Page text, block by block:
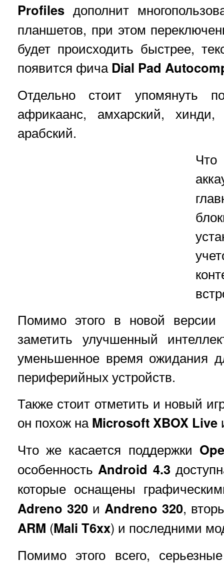
Profiles дополнит
планшетов, при этом
будет происходить быстрее,
появится фича Dial Pad
Отдельно стоит упомянуть
африкаанс, амхарский,
арабский.
Помимо этого в новой версии
заметить улучшенный
уменьшенное время ожидания
периферийных устройств.
Также стоит отметить и новый
он похож наMicrosoft XBOX Live
Что же касается поддержки
особенность Android 4.3
которые оснащены
Adreno 320 и Andreno 320,
ARM (Mali T6xx) и последними
Помимо этого всего,